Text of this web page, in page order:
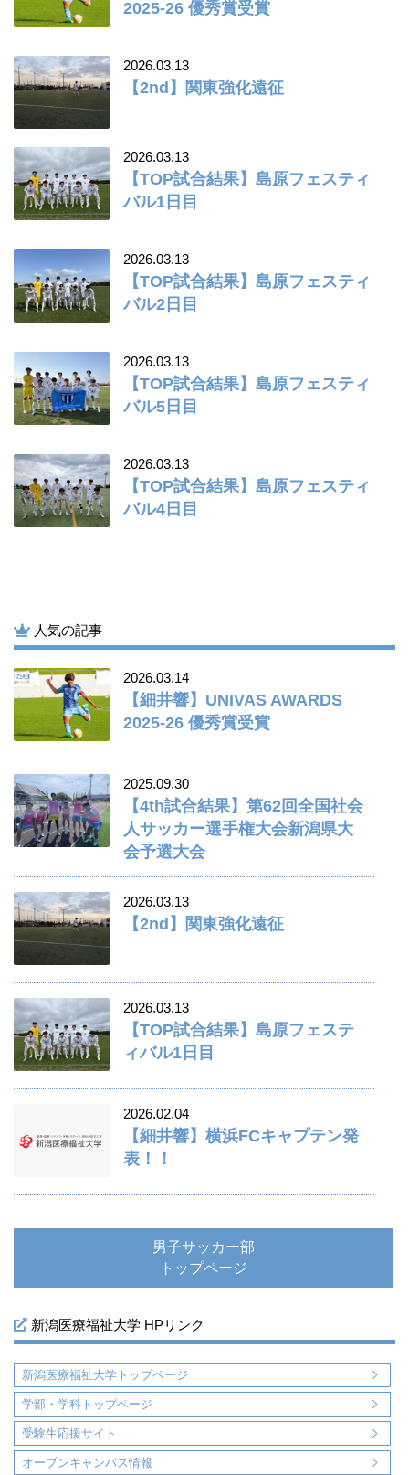
2025-26 優秀賞受賞
2026.03.13
【2nd】関東強化遠征
2026.03.13
【TOP試合結果】島原フェスティ
バル1日目
2026.03.13
【TOP試合結果】島原フェスティ
バル2日目
2026.03.13
【TOP試合結果】島原フェスティ
バル5日目
2026.03.13
【TOP試合結果】島原フェスティ
バル4日目
人気の記事
2026.03.14
【細井響】UNIVAS AWARDS
2025-26 優秀賞受賞
2025.09.30
【4th試合結果】第62回全国社会
人サッカー選手権大会新潟県大
会予選大会
2026.03.13
【2nd】関東強化遠征
2026.03.13
【TOP試合結果】島原フェステ
ィバル1日目
2026.02.04
【細井響】横浜FCキャプテン発
表！！
男子サッカー部
トップページ
新潟医療福祉大学 HPリンク
新潟医療福祉大学トップページ
学部・学科トップページ
受験生応援サイト
オープンキャンパス情報